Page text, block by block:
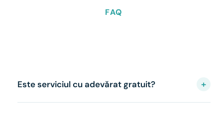
FAQ
Este serviciul cu adevărat gratuit? +